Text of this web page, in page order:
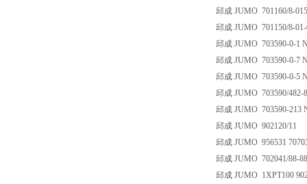
邱成 JUMO 701160/8-
邱成 JUMO 701150/8-
邱成 JUMO 703590-0-1
邱成 JUMO 703590-0-7
邱成 JUMO 703590-0-5
邱成 JUMO 703590/482-
邱成 JUMO 703590-213
邱成 JUMO 902120/11
邱成 JUMO 956531
邱成 JUMO 702041/88-
邱成 JUMO 1XPT100